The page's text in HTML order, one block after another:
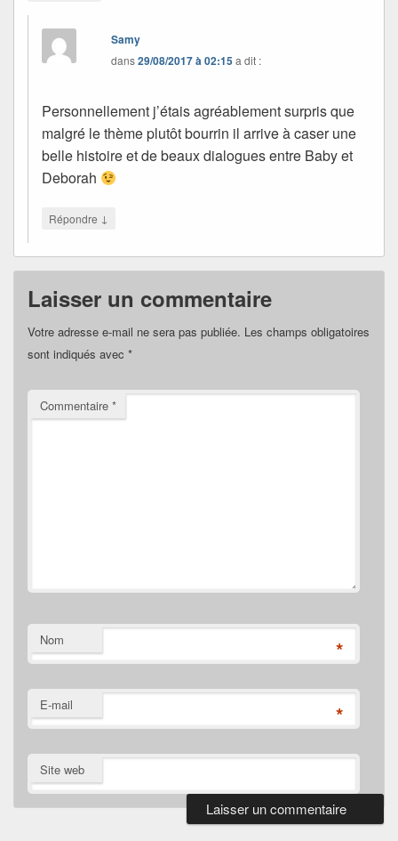
Samy
dans29/08/2017 à 02:15a dit :
Personnellement j’étais agréablement surpris que
malgré le thème plutôt bourrin il arrive à caser une
belle histoire et de beaux dialogues entre Baby et
Deborah
Répondre ↓
Laisser un commentaire
Votre adresse e-mail ne sera pas publiée. Les champs obligatoires
sont indiqués avec *
Commentaire *
Nom *
E-mail *
Site web